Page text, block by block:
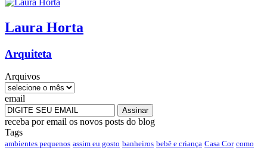
Laura Horta
Arquiteta
Arquivos
email
receba por email os novos posts do blog
Tags
ambientes pequenos assim eu gosto banheiros bebê e criança Casa Cor como